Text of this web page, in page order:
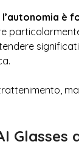
è
Glasses